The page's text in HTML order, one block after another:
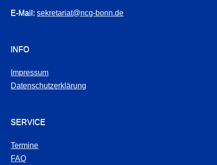
E-Mail:sekretariat@ncg-bonn.de
INFO
Impressum
Datenschutzerklärung
SERVICE
Termine
FAQ